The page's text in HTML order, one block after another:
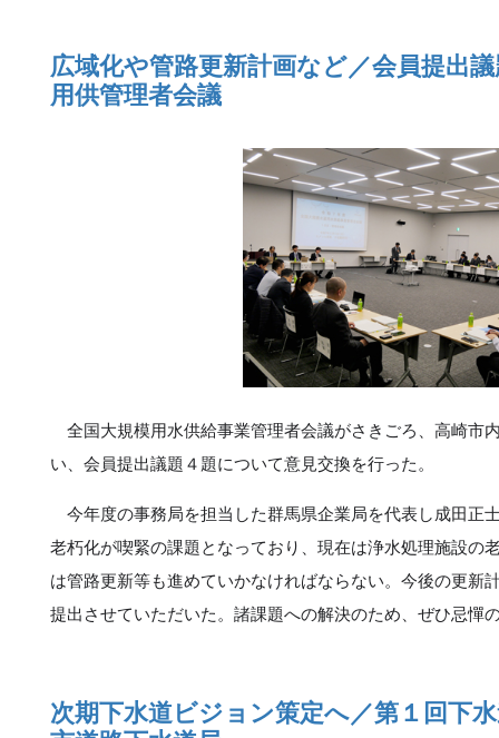
広域化や管路更新計画など／会員提出
用供管理者会議
全国大規模用水供給事業管理者会議がさきごろ、高崎市
い、会員提出議題４題について意見交換を行った。
今年度の事務局を担当した群馬県企業局を代表し成田正
老朽化が喫緊の課題となっており、現在は浄水処理施設の
は管路更新等も進めていかなければならない。今後の更新
提出させていただいた。諸課題への解決のため、ぜひ忌憚
次期下水道ビジョン策定へ／第１回下